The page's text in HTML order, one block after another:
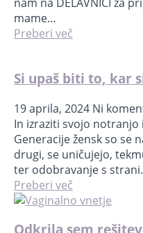
mame…
Preberi več
Si upaš biti to, kar
19 aprila, 2024 Ni
In izraziti svojo
Generacije žensk so se
drugi, se uničujejo,
ter odobravanje s
Preberi več
Odkrila sem